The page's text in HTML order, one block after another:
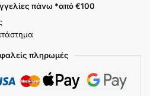
πάνω *από €100
πληρωμές